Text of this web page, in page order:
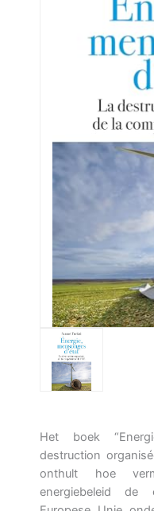
Het boek
destruction
onthult hoe
energiebeleid de